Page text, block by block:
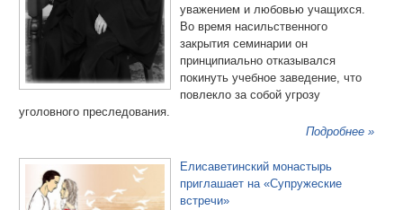
уважением и любовью учащихся.
Во время насильственного
закрытия семинарии он
принципиально отказывался
покинуть учебное заведение, что
повлекло за собой угрозу
уголовного преследования.
Подробнее »
Елисаветинский монастырь
приглашает на «Супружеские
встречи»